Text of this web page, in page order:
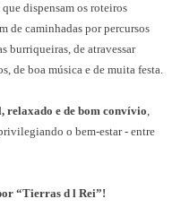
que dispensam os roteiros
de caminhadas por percursos
burriqueiras, de atravessar
de boa música e de muita festa.
relaxado e de bom convívio,
o bem-estar - entre
“Tierras d l Rei”!